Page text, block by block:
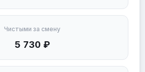
Чистыми за смену
5 730 ₽